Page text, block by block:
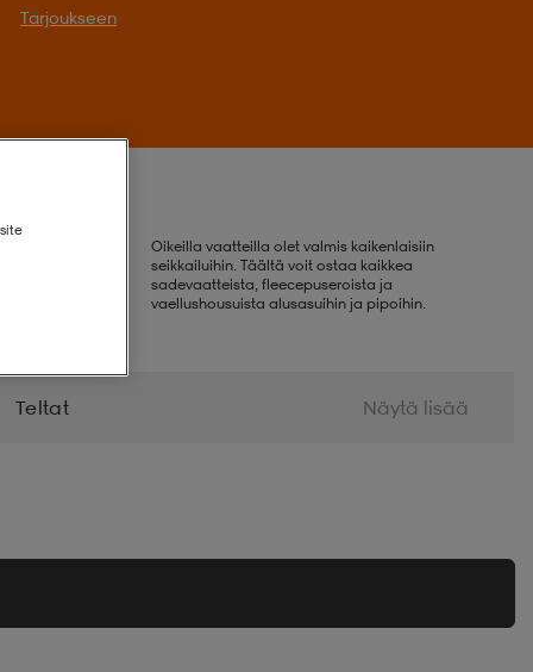
Tarjoukseen
Oikeilla vaatteilla olet valmis kaikenlaisiin
seikkailuihin. Täältä voit ostaa kaikkea
sadevaatteista, fleecepuseroista ja
vaellushousuista alusasuihin ja pipoihin.
Teltat Näytä lisää